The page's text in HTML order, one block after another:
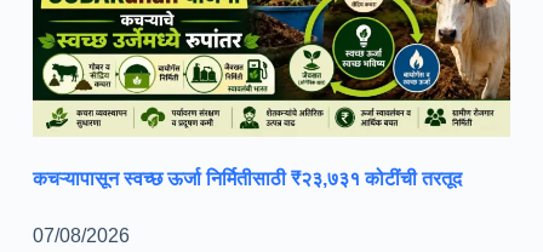
कचऱ्यापासून स्वच्छ ऊर्जा निर्मितीसाठी ₹२३,७३१ कोटींची तरतूद
07/08/2026